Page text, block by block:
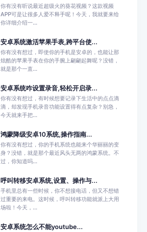
你有没有听说最近超级火的葵花视频？这款视频
APP可是让很多人爱不释手呢！今天，我就要来给
你详细介绍一...
安卓系统激活苹果手表,跨平台使...
你有没有想过，即使你的手机是安卓的，也能让那
炫酷的苹果手表在你的手腕上翩翩起舞呢？没错，
就是那个一直...
安卓系统咋设置录音,轻松开启录...
你有没有想过，有时候想要记录下生活中的点点滴
滴，却发现手机录音功能设置得有点复杂？别急，
今天就来手把...
鸿蒙降级安卓10系统,操作指南...
你有没有想过，你的手机系统也能来个华丽丽的变
身？没错，就是那个最近风头无两的鸿蒙系统。不
过，你知道吗...
呼叫转移安卓系统,设置、操作与...
手机里总有一些时候，你不想接电话，但又不想错
过重要的来电。这时候，呼叫转移功能就派上大用
场啦！今天，...
安卓系统怎么不能youtube...